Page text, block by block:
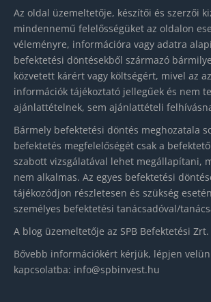
Az oldal üzemeltetője, készítői és szerzői
mindennemű felelősségüket az oldalon
véleményre, információra vagy adatra
befektetési döntésekből származó
közvetett kárért vagy költségért, mivel az
információk tájékoztató jellegűek és nem
ajánlattételnek, sem ajánlattételi
Bármely befektetési döntés meghozatala
befektetés megfelelőségét csak a
szabott vizsgálatával lehet megállapítani,
nem alkalmas. Az egyes befektetési
tájékozódjon részletesen és szükség
személyes befektetési tanácsadóval/
A blog üzemeltetője az SPB Befektetési Zrt.
Bővebb információkért kérjük, lépjen
kapcsolatba: info@spbinvest.hu